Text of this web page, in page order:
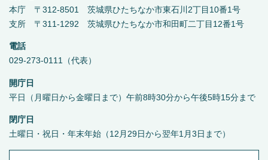
本庁 〒312-8501 茨城県ひたちなか市東石川2丁目10番1号
支所 〒311-1292 茨城県ひたちなか市和田町二丁目12番1号
電話
029-273-0111（代表）
開庁日
平日（月曜日から金曜日まで）午前8時30分から午後5時15分まで
閉庁日
土曜日・祝日・年末年始（12月29日から翌年1月3日まで）